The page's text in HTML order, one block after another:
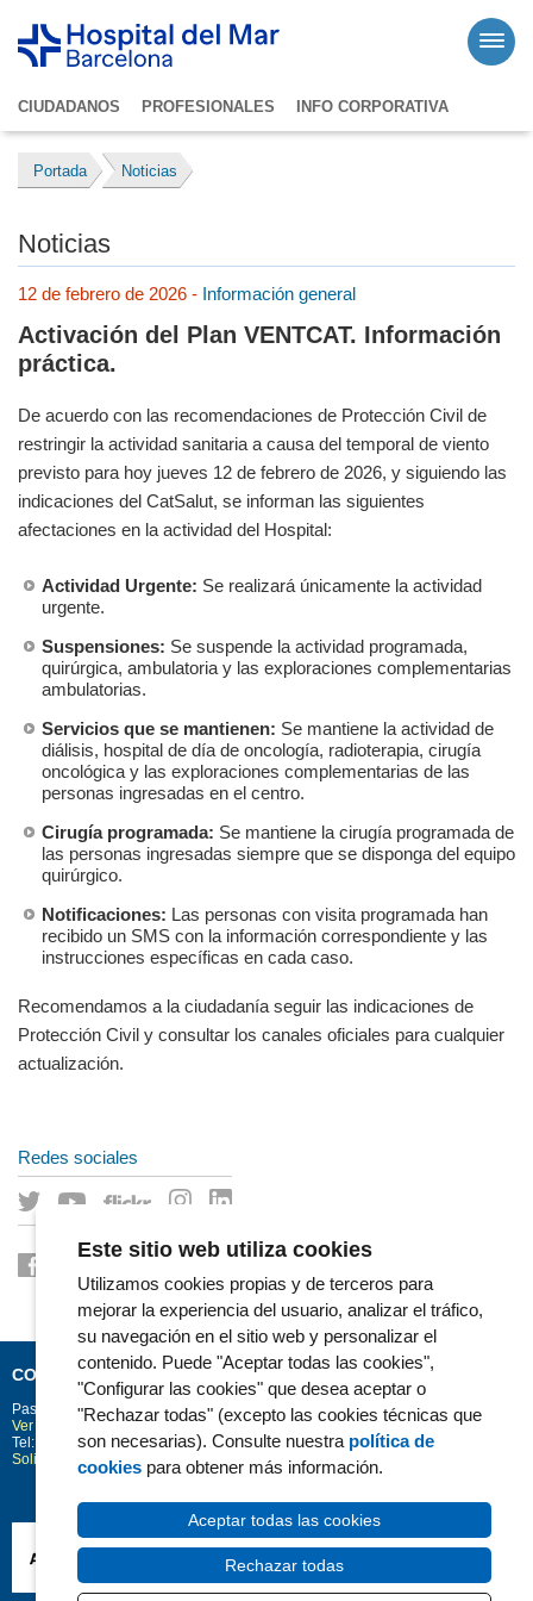
CIUDADANOS PROFESIONALES INFO CORPORATIVA
Portada Noticias
Noticias
12 de febrero de 2026 - Información general
Activación del Plan VENTCAT. Información
práctica.
De acuerdo con las recomendaciones de Protección Civil de
restringir la actividad sanitaria a causa del temporal de viento
previsto para hoy jueves 12 de febrero de 2026, y siguiendo las
indicaciones del CatSalut, se informan las siguientes
afectaciones en la actividad del Hospital:
Actividad Urgente: Se realizará únicamente la actividad
urgente.
Suspensiones: Se suspende la actividad programada,
quirúrgica, ambulatoria y las exploraciones complementarias
ambulatorias.
Servicios que se mantienen: Se mantiene la actividad de
diálisis, hospital de día de oncología, radioterapia, cirugía
oncológica y las exploraciones complementarias de las
personas ingresadas en el centro.
Cirugía programada: Se mantiene la cirugía programada de
las personas ingresadas siempre que se disponga del equipo
quirúrgico.
Notificaciones: Las personas con visita programada han
recibido un SMS con la información correspondiente y las
instrucciones específicas en cada caso.
Recomendamos a la ciudadanía seguir las indicaciones de
Protección Civil y consultar los canales oficiales para cualquier
actualización.
Redes sociales
CONTACTO
Passeig Marítim 25-29 Barcelona 08003
Ver la situación en Google Maps
Tel: 93 248 30 00 · Fax: 93 248 32 54
Solicitud de información
Este sitio web utiliza cookies
Utilizamos cookies propias y de terceros para
mejorar la experiencia del usuario, analizar el tráfico,
su navegación en el sitio web y personalizar el
contenido. Puede "Aceptar todas las cookies",
"Configurar las cookies" que desea aceptar o
"Rechazar todas" (excepto las cookies técnicas que
son necesarias). Consulte nuestra política de
cookies para obtener más información.
Aceptar todas las cookies
Rechazar todas